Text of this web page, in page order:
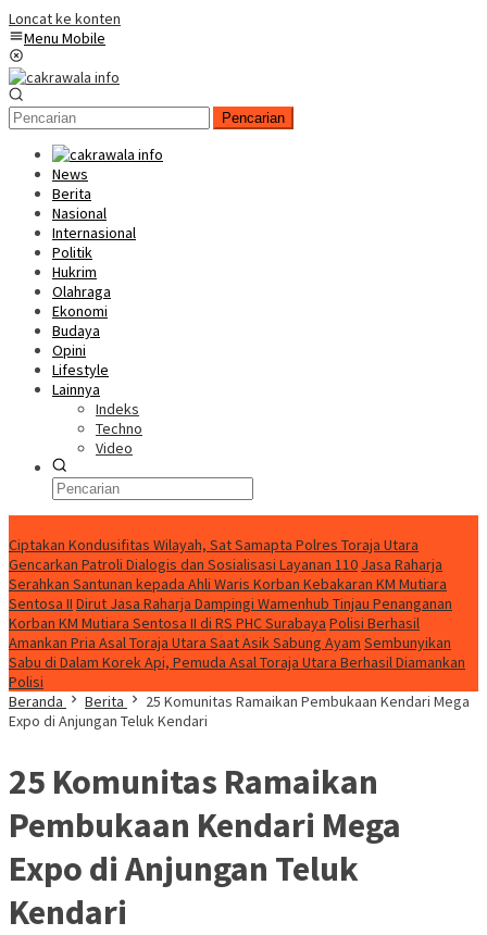
Loncat ke konten
Menu Mobile
Pencarian
News
Berita
Nasional
Internasional
Politik
Hukrim
Olahraga
Ekonomi
Budaya
Opini
Lifestyle
Lainnya
Indeks
Techno
Video
Ciptakan Kondusifitas Wilayah, Sat Samapta Polres Toraja Utara
Gencarkan Patroli Dialogis dan Sosialisasi Layanan 110 Jasa Raharja
Serahkan Santunan kepada Ahli Waris Korban Kebakaran KM Mutiara
Sentosa II Dirut Jasa Raharja Dampingi Wamenhub Tinjau Penanganan
Korban KM Mutiara Sentosa II di RS PHC Surabaya Polisi Berhasil
Amankan Pria Asal Toraja Utara Saat Asik Sabung Ayam Sembunyikan
Sabu di Dalam Korek Api, Pemuda Asal Toraja Utara Berhasil Diamankan
Polisi
Beranda
Berita
25 Komunitas Ramaikan Pembukaan Kendari Mega
Expo di Anjungan Teluk Kendari
25 Komunitas Ramaikan
Pembukaan Kendari Mega
Expo di Anjungan Teluk
Kendari